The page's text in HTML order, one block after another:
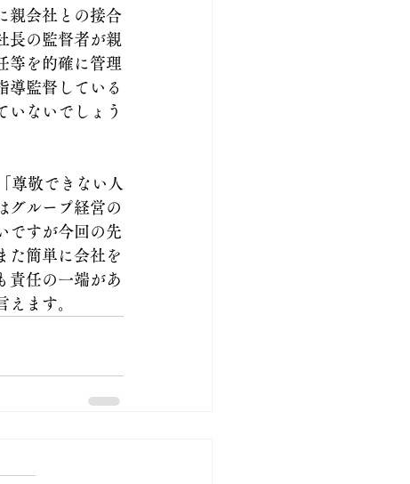
親会社との接合
長の監督者が親
等を的確に管理
導監督している
いないでしょう
尊敬できない人
グループ経営の
ですが今回の先
た簡単に会社を
責任の一端があ
ます。